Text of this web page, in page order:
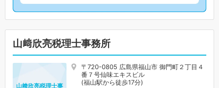
山﨑欣亮税理士事務所
〒720-0805 広島県福山市 御門町２丁目４
番７号仙味エキスビル
(福山駅から徒歩17分)
山﨑欣亮税理士事